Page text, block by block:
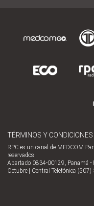
TÉRMINOS Y CONDICIONES
RPC es un canal de MEDCOM
reservados
Apartado 0834-00129, Panamá -
Octubre | Central Telefónica